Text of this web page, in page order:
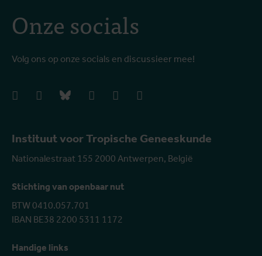
Instituut voor Tropische Geneeskunde
Nationalestraat 155 2000 Antwerpen, België
Stichting van openbaar nut
BTW 0410.057.701
IBAN BE38 2200 5311 1172
Handige links
Onze socials
Volg ons op onze socials en discussieer mee!
facebookinstagrambluesky linkedIn youtube